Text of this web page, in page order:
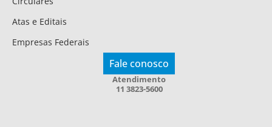
Atas e Editais
Empresas Federais
Fale conosco
Atendimento
11 3823-5600